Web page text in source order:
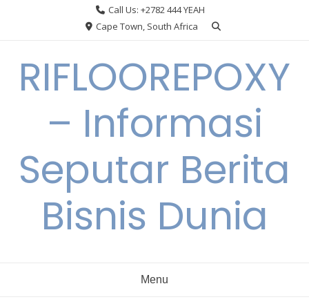
Call Us: +2782 444 YEAH
Cape Town, South Africa
RIFLOOREPOXY
– Informasi
Seputar Berita
Bisnis Dunia
Menu